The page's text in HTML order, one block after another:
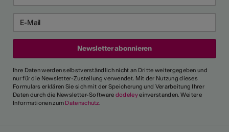
Ihre Daten werden selbstverständlich nicht an Dritte weitergegeben und
nur für die Newsletter-Zustellung verwendet. Mit der Nutzung dieses
Formulars erklären Sie sich mit der Speicherung und Verarbeitung Ihrer
Daten durch die Newsletter-Software dodeleyeinverstanden. Weitere
Informationen zum Datenschutz.